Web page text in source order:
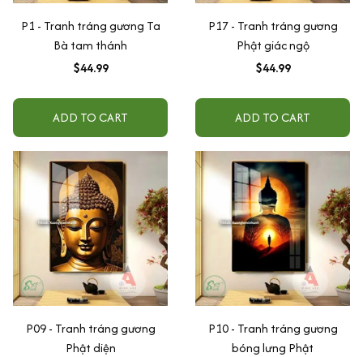
P1 - Tranh tráng gương Ta
Bà tam thánh
$44.99
ADD TO CART
P17 - Tranh tráng gương
Phật giác ngộ
$44.99
ADD TO CART
P09 - Tranh tráng gương
Phật diện
P10 - Tranh tráng gương
bóng lưng Phật